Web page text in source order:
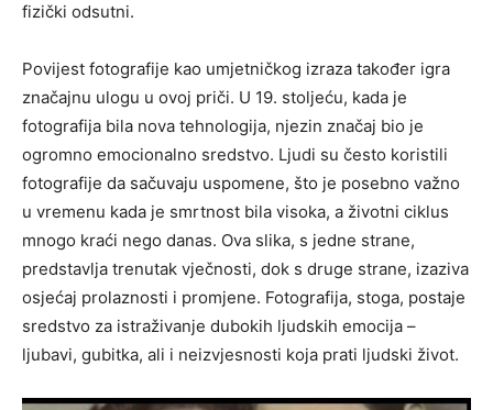
fizički odsutni.
Povijest fotografije kao umjetničkog izraza također igra
značajnu ulogu u ovoj priči. U 19. stoljeću, kada je
fotografija bila nova tehnologija, njezin značaj bio je
ogromno emocionalno sredstvo. Ljudi su često koristili
fotografije da sačuvaju uspomene, što je posebno važno
u vremenu kada je smrtnost bila visoka, a životni ciklus
mnogo kraći nego danas. Ova slika, s jedne strane,
predstavlja trenutak vječnosti, dok s druge strane, izaziva
osjećaj prolaznosti i promjene. Fotografija, stoga, postaje
sredstvo za istraživanje dubokih ljudskih emocija –
ljubavi, gubitka, ali i neizvjesnosti koja prati ljudski život.